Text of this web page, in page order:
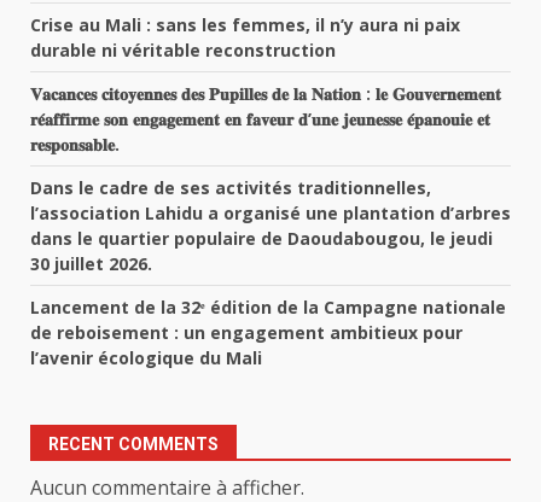
Crise au Mali : sans les femmes, il n’y aura ni paix
durable ni véritable reconstruction
𝐕𝐚𝐜𝐚𝐧𝐜𝐞𝐬 𝐜𝐢𝐭𝐨𝐲𝐞𝐧𝐧𝐞𝐬 𝐝𝐞𝐬 𝐏𝐮𝐩𝐢𝐥𝐥𝐞𝐬 𝐝𝐞 𝐥𝐚 𝐍𝐚𝐭𝐢𝐨𝐧 : 𝐥𝐞 𝐆𝐨𝐮𝐯𝐞𝐫𝐧𝐞𝐦𝐞𝐧𝐭
𝐫𝐞́𝐚𝐟𝐟𝐢𝐫𝐦𝐞 𝐬𝐨𝐧 𝐞𝐧𝐠𝐚𝐠𝐞𝐦𝐞𝐧𝐭 𝐞𝐧 𝐟𝐚𝐯𝐞𝐮𝐫 𝐝’𝐮𝐧𝐞 𝐣𝐞𝐮𝐧𝐞𝐬𝐬𝐞 𝐞́𝐩𝐚𝐧𝐨𝐮𝐢𝐞 𝐞𝐭
𝐫𝐞𝐬𝐩𝐨𝐧𝐬𝐚𝐛𝐥𝐞.
Dans le cadre de ses activités traditionnelles,
l’association Lahidu a organisé une plantation d’arbres
dans le quartier populaire de Daoudabougou, le jeudi
30 juillet 2026.
Lancement de la 32ᵉ édition de la Campagne nationale
de reboisement : un engagement ambitieux pour
l’avenir écologique du Mali
RECENT COMMENTS
Aucun commentaire à afficher.